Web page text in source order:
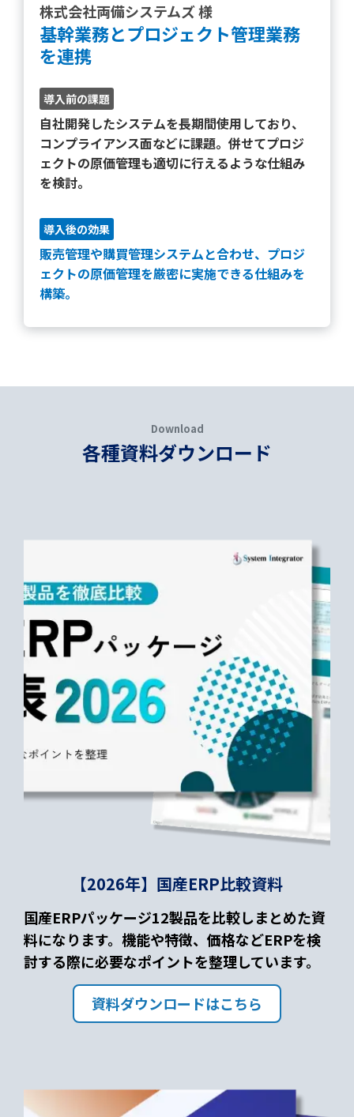
株式会社両備システムズ 様
基幹業務とプロジェクト管理業務
を連携
導入前の課題
自社開発したシステムを長期間使用しており、
コンプライアンス面などに課題。併せてプロジ
ェクトの原価管理も適切に行えるような仕組み
を検討。
導入後の効果
販売管理や購買管理システムと合わせ、 プロジ
ェクトの原価管理を厳密に実施できる仕組みを
構築。
Download
各種資料ダウンロード
【2026年】国産ERP比較資料
国産ERPパッケージ12製品を比較しまとめた資
料になります。機能や特徴、価格などERPを検
討する際に必要なポイントを整理しています。
資料ダウンロードはこちら